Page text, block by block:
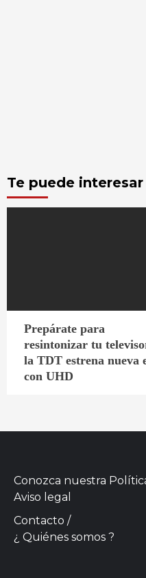
Te puede interesar
Prepárate para
resintonizar tu
la TDT estrena nueva
con UHD
Conozca nuestra
Aviso legal
Contacto /
¿ Quiénes somos ?